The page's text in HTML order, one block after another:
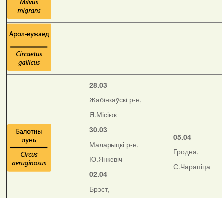
28.03
Жабінкаўскі р-н,
Я.Місіюк
30.03
Маларыцкі р-н,
Ю.Янкевіч
02.04
Брэст,
05.04
Гродна,
С.Чарапіца